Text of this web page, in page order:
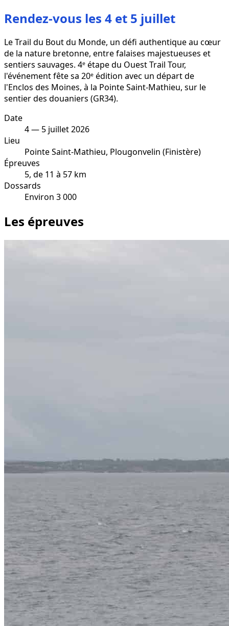
Rendez-vous les 4 et 5 juillet
Le Trail du Bout du Monde, un défi authentique au cœur
de la nature bretonne, entre falaises majestueuses et
sentiers sauvages. 4ᵉ étape du Ouest Trail Tour,
l'événement fête sa 20ᵉ édition avec un départ de
l'Enclos des Moines, à la Pointe Saint-Mathieu, sur le
sentier des douaniers (GR34).
Date
4 — 5 juillet 2026
Lieu
Pointe Saint-Mathieu, Plougonvelin (Finistère)
Épreuves
5, de 11 à 57 km
Dossards
Environ 3 000
Les épreuves